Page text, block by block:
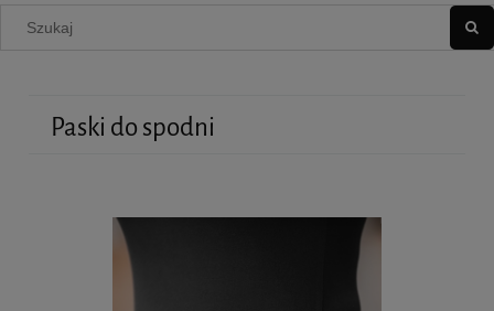
Paski do spodni